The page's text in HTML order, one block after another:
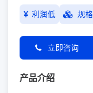
利润低 规
立即咨询
产品介绍